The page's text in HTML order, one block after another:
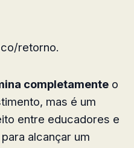
retorno.
completamente o
mas é um
entre educadores e
alcançar um